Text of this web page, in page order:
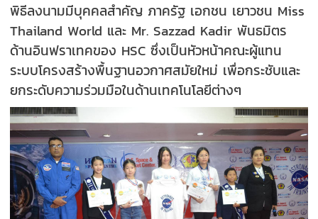
พิธีลงนามมีบุคคลสำคัญ ภาครัฐ เอกชน เยาวชน Miss
Thailand World และ Mr. Sazzad Kadir พันธมิตร
ด้านอินฟราเทคของ HSC ซึ่งเป็นหัวหน้าคณะผู้แทน
ระบบโครงสร้างพื้นฐานอวกาศสมัยใหม่ เพื่อกระชับและ
ยกระดับความร่วมมือในด้านเทคโนโลยีต่างๆ